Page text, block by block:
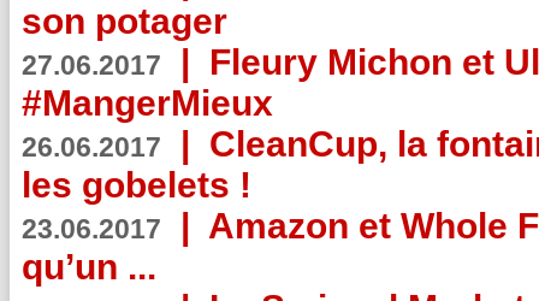
son potager
27.06.2017 | Fleury Michon et
#MangerMieux
26.06.2017 | CleanCup, la
les gobelets !
23.06.2017 | Amazon et Whole
qu’un ...